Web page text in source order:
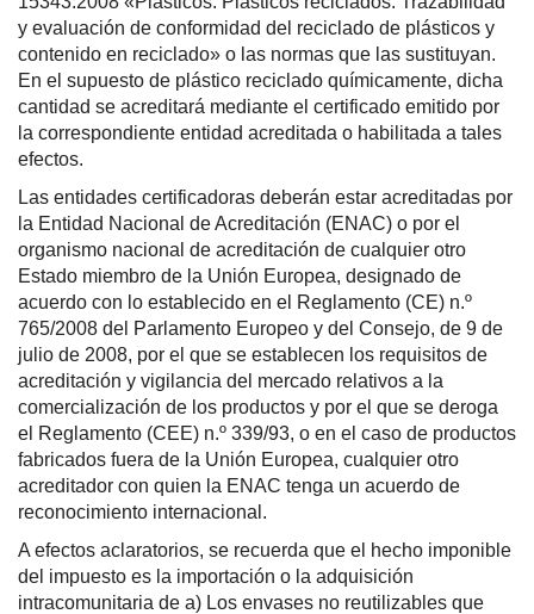
y evaluación de conformidad del reciclado de plásticos y
contenido en reciclado» o las normas que las sustituyan.
En el supuesto de plástico reciclado químicamente, dicha
cantidad se acreditará mediante el certificado emitido por
la correspondiente entidad acreditada o habilitada a tales
efectos.
Las entidades certificadoras deberán estar acreditadas por
la Entidad Nacional de Acreditación (ENAC) o por el
organismo nacional de acreditación de cualquier otro
Estado miembro de la Unión Europea, designado de
acuerdo con lo establecido en el Reglamento (CE) n.º
765/2008 del Parlamento Europeo y del Consejo, de 9 de
julio de 2008, por el que se establecen los requisitos de
acreditación y vigilancia del mercado relativos a la
comercialización de los productos y por el que se deroga
el Reglamento (CEE) n.º 339/93, o en el caso de productos
fabricados fuera de la Unión Europea, cualquier otro
acreditador con quien la ENAC tenga un acuerdo de
reconocimiento internacional.
A efectos aclaratorios, se recuerda que el hecho imponible
del impuesto es la importación o la adquisición
intracomunitaria de a) Los envases no reutilizables que